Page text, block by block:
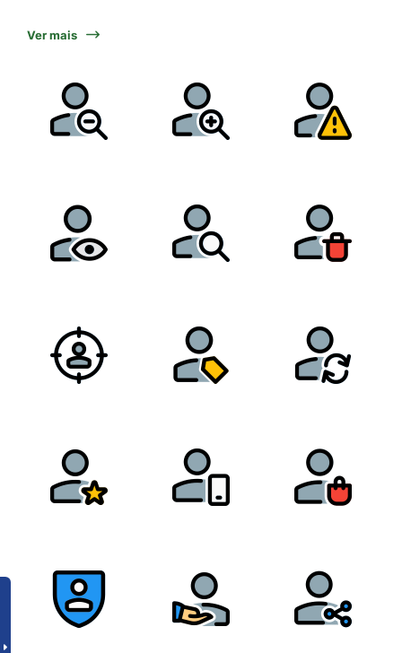
Ver mais